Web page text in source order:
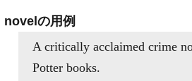
novelの用例
A critically acclaimed crime
Potter books.